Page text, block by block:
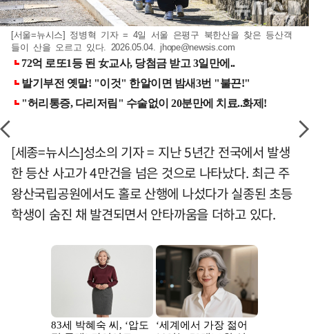
[서울=뉴시스] 정병혁 기자 = 4일 서울 은평구 북한산을 찾은 등산객
들이 산을 오르고 있다. 2026.05.04. jhope@newsis.com
[세종=뉴시스]성소의 기자 = 지난 5년간 전국에서 발생
한 등산 사고가 4만건을 넘은 것으로 나타났다. 최근 주
왕산국립공원에서도 홀로 산행에 나섰다가 실종된 초등
학생이 숨진 채 발견되면서 안타까움을 더하고 있다.